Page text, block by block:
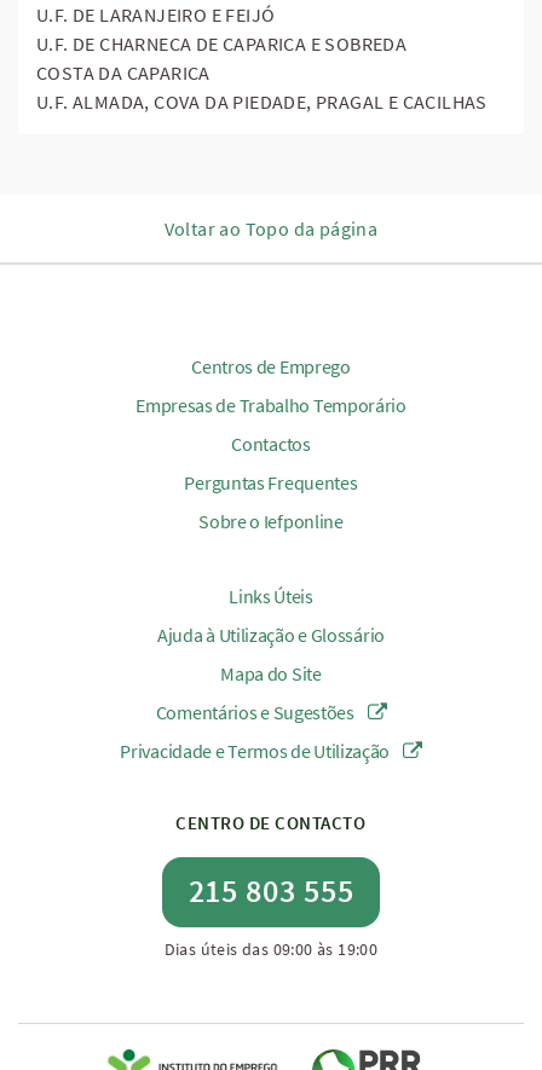
U.F. DE LARANJEIRO E FEIJÓ
U.F. DE CHARNECA DE CAPARICA E SOBREDA
COSTA DA CAPARICA
U.F. ALMADA, COVA DA PIEDADE, PRAGAL E CACILHAS
Voltar ao Topo da página
Centros de Emprego
Empresas de Trabalho Temporário
Contactos
Perguntas Frequentes
Sobre o Iefponline
Links Úteis
Ajuda à Utilização e Glossário
Mapa do Site
Comentários e Sugestões
Privacidade e Termos de Utilização
CENTRO DE CONTACTO
215 803 555
Dias úteis das 09:00 às 19:00